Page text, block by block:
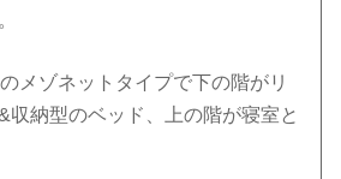
メゾネットタイプで下の階がリ
収納型のベッド、上の階が寝室と